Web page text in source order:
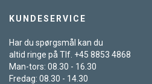
KUNDESERVICE
Har du spørgsmål kan du
altid ringe på Tlf. +45 8853 4868
Man-tors: 08.30 - 16.30
Fredag: 08.30 - 14.30